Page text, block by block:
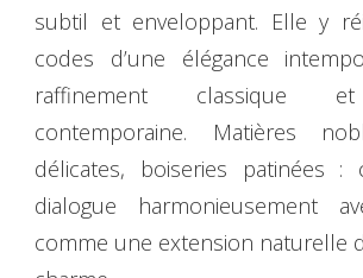
subtil et enveloppant. Elle y
codes d’une élégance
raffinement classique
contemporaine. Matières
délicates, boiseries patinées :
dialogue harmonieusement
comme une extension naturelle